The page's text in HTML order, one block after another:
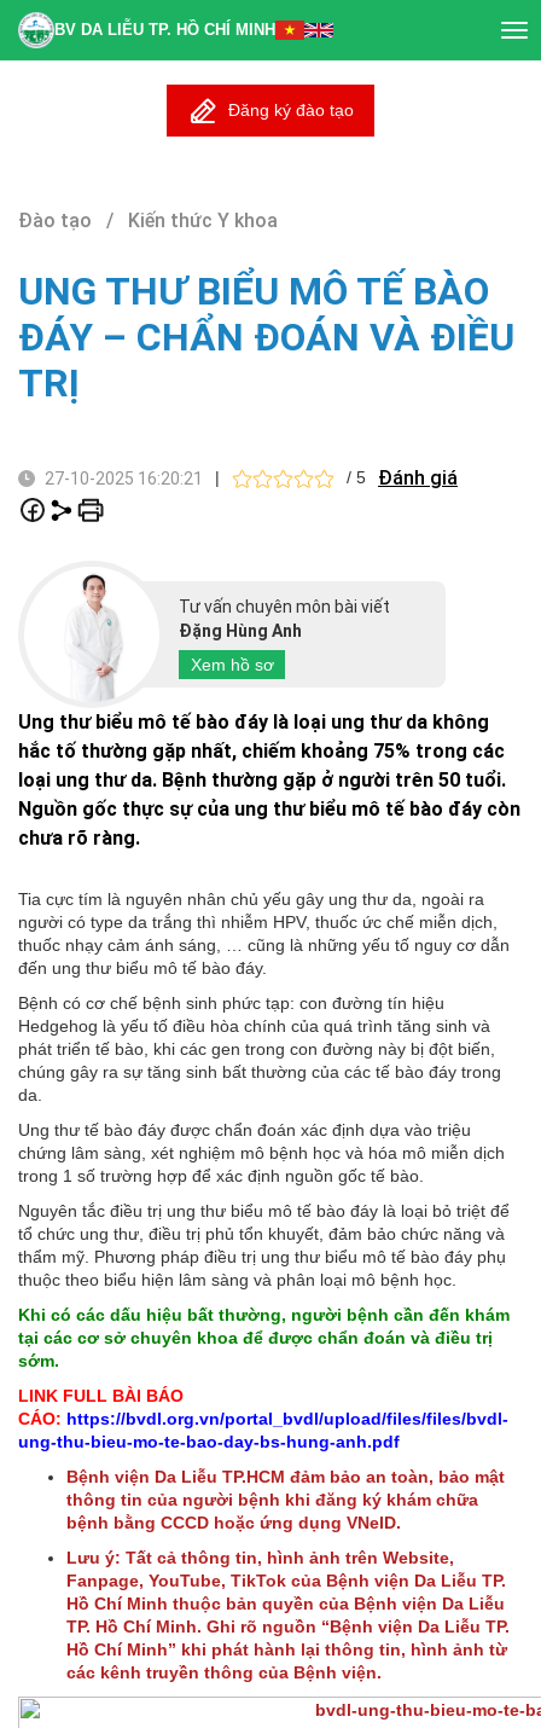
BV DA LIỄU TP. HỒ CHÍ MINH
Đăng ký đào tạo
Đào tạo / Kiến thức Y khoa
UNG THƯ BIỂU MÔ TẾ BÀO
ĐÁY – CHẨN ĐOÁN VÀ ĐIỀU
TRỊ
27-10-2025 16:20:21 | / 5 Đánh giá
Tư vấn chuyên môn bài viết
Đặng Hùng Anh
Xem hồ sơ
Ung thư biểu mô tế bào đáy là loại ung thư da không
hắc tố thường gặp nhất, chiếm khoảng 75% trong các
loại ung thư da. Bệnh thường gặp ở người trên 50 tuổi.
Nguồn gốc thực sự của ung thư biểu mô tế bào đáy còn
chưa rõ ràng.
Tia cực tím là nguyên nhân chủ yếu gây ung thư da, ngoài ra
người có type da trắng thì nhiễm HPV, thuốc ức chế miễn dịch,
thuốc nhạy cảm ánh sáng, … cũng là những yếu tố nguy cơ dẫn
đến ung thư biểu mô tế bào đáy.
Bệnh có cơ chế bệnh sinh phức tạp: con đường tín hiệu
Hedgehog là yếu tố điều hòa chính của quá trình tăng sinh và
phát triển tế bào, khi các gen trong con đường này bị đột biến,
chúng gây ra sự tăng sinh bất thường của các tế bào đáy trong
da.
Ung thư tế bào đáy được chẩn đoán xác định dựa vào triệu
chứng lâm sàng, xét nghiệm mô bệnh học và hóa mô miễn dịch
trong 1 số trường hợp để xác định nguồn gốc tế bào.
Nguyên tắc điều trị ung thư biểu mô tế bào đáy là loại bỏ triệt để
tổ chức ung thư, điều trị phủ tổn khuyết, đảm bảo chức năng và
thẩm mỹ. Phương pháp điều trị ung thư biểu mô tế bào đáy phụ
thuộc theo biểu hiện lâm sàng và phân loại mô bệnh học.
Khi có các dấu hiệu bất thường, người bệnh cần đến khám
tại các cơ sở chuyên khoa để được chẩn đoán và điều trị
sớm.
LINK FULL BÀI BÁO
CÁO: https://bvdl.org.vn/portal_bvdl/upload/files/files/bvdl-
ung-thu-bieu-mo-te-bao-day-bs-hung-anh.pdf
Bệnh viện Da Liễu TP.HCM đảm bảo an toàn, bảo mật
thông tin của người bệnh khi đăng ký khám chữa
bệnh bằng CCCD hoặc ứng dụng VNeID.
Lưu ý: Tất cả thông tin, hình ảnh trên Website,
Fanpage, YouTube, TikTok của Bệnh viện Da Liễu TP.
Hồ Chí Minh thuộc bản quyền của Bệnh viện Da Liễu
TP. Hồ Chí Minh. Ghi rõ nguồn “Bệnh viện Da Liễu TP.
Hồ Chí Minh” khi phát hành lại thông tin, hình ảnh từ
các kênh truyền thông của Bệnh viện.